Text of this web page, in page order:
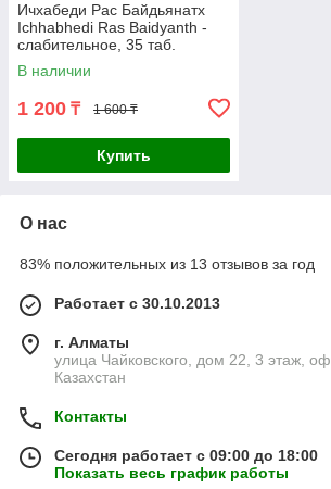
Ичхабеди Рас Байдьянатх
Ichhabhedi Ras Baidyanth -
слабительное, 35 таб.
В наличии
1 200 ₸ 1 600 ₸
Купить
О нас
83% положительных из 13 отзывов за год
Работает с 30.10.2013
г. Алматы
улица Чайковского, дом 22, 3 этаж,
Казахстан
Контакты
Сегодня работает с 09:00 до 18:00
Показать весь график работы